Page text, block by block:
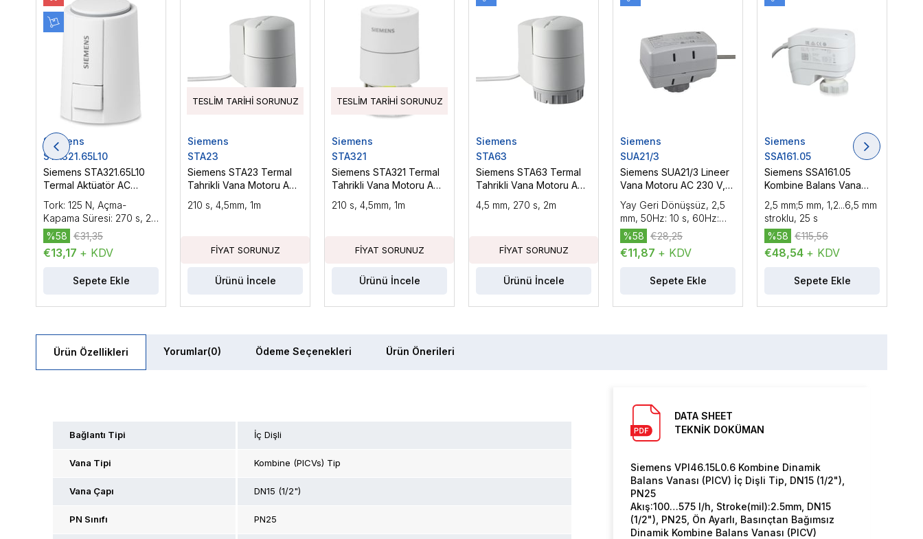
Siemens
STA321.65L10
Siemens STA321.65L10
Termal Aktüatör AC
Tork: 125 N, Açma-
Kapama Süresi: 270 s, 2-
Position, Stroke: 6.5mm,
IP54, Kablo Uzunluğu: 1m
€13,17 + KDV
%58 €31,35
Sepete Ekle
TESLIM TARIHI SORUNUZ
Siemens
STA23
Siemens STA23 Termal
Tahrikli Vana Motoru AC
210 s, 4,5mm, 1m
Ürünü İncele
TESLIM TARIHI SORUNUZ
Siemens
STA321
Siemens STA321 Termal
Tahrikli Vana Motoru AC
210 s, 4,5mm, 1m
Ürünü İncele
Siemens
STA63
Siemens STA63 Termal
Tahrikli Vana Motoru AC
4,5 mm, 270 s, 2m
Ürünü İncele
Siemens
SUA21/3
Siemens SUA21/3 Lineer
Vana Motoru AC 230 V,
Yay Geri Dönüşsüz, 2,5
mm, 50Hz: 10 s, 60Hz:
8,3 s
€11,87 + KDV
%58 €28,25
Sepete Ekle
Siemens
SSA161.05
Siemens SSA161.05
Kombine Balans Vana
0...10 V, Oransal Kontrol,
100 N
2,5 mm;5 mm, 1,2...6,5 mm
stroklu, 25 s
€48,54 + KDV
%58 €115,56
Sepete Ekle
Ürün Özellikleri Yorumlar(0) Ödeme Seçenekleri Ürün Önerileri
DATA SHEET
TEKNİK DOKÜMAN
Siemens VPI46.15L0.6 Kombine Dinamik
Balans Vanası (PICV) İç Dişli Tip, DN15 (1/2"),
PN25
Akış:100…575 l/h, Stroke(mil):2.5mm, DN15
(1/2"), PN25, Ön Ayarlı, Basınçtan Bağımsız
Dinamik Kombine Balans Vanası (PICV)
Bağlantı Tipi İç Dişli
Vana Tipi Kombine (PICVs) Tip
Vana Çapı DN15 (1/2")
PN Sınıfı PN25